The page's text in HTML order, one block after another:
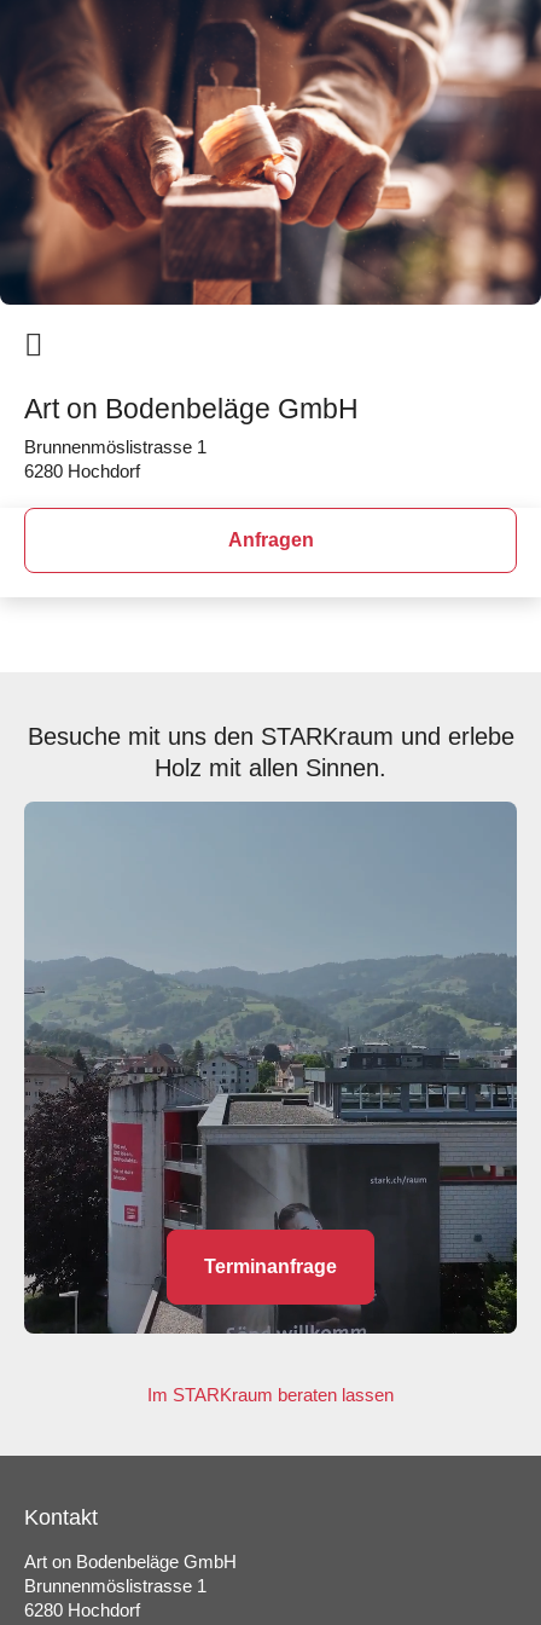
Art on Bodenbeläge GmbH
Brunnenmöslistrasse 1
6280 Hochdorf
Anfragen
Besuche mit uns den STARKraum und erlebe
Holz mit allen Sinnen.
Terminanfrage
Im STARKraum beraten lassen
Kontakt
Art on Bodenbeläge GmbH
Brunnenmöslistrasse 1
6280 Hochdorf